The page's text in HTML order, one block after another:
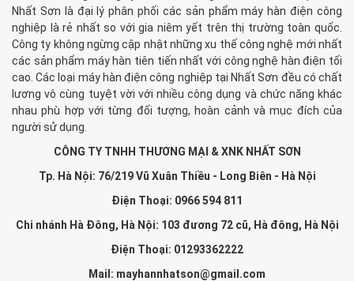
Nhất Sơn là đại lý phân phối các sản phẩm máy hàn điện công
nghiệp là rẻ nhất so với gia niêm yết trên thị trường toàn quốc.
Công ty không ngừng cập nhật những xu thế công nghệ mới nhất
các sản phẩm máy hàn tiên tiến nhất với công nghệ hàn điện tối
cao. Các loại máy hàn điện công nghiệp tại Nhất Sơn đều có chất
lương vô cùng tuyệt vời với nhiều công dụng và chức năng khác
nhau phù hợp với từng đối tượng, hoàn cảnh và mục đích của
người sử dụng.
CÔNG TY TNHH THƯƠNG MẠI & XNK NHẤT SƠN
Tp. Hà Nội: 76/219 Vũ Xuân Thiều - Long Biên - Hà Nội
Điện Thoại: 0966 594 811
Chi nhánh Hà Đông, Hà Nội: 103 đương 72 cũ, Hà đông, Hà Nội
Điện Thoại: 01293362222
Mail: mayhannhatson@gmail.com